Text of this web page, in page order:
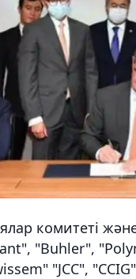
комитеті
"Buhler",
"JCC",